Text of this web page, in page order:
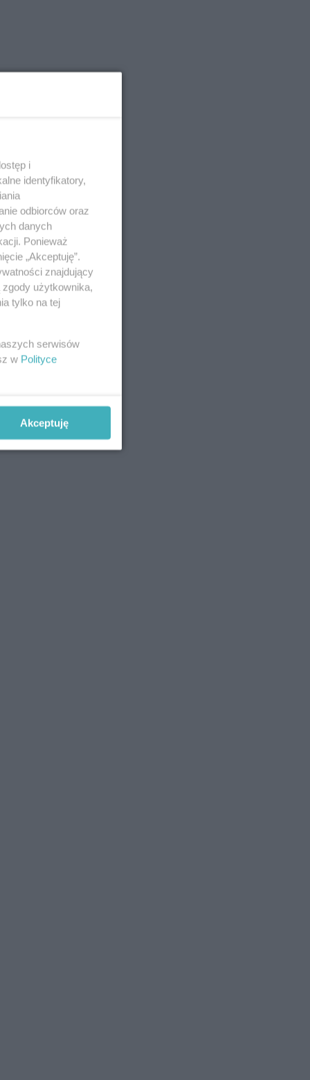
i
identyfikatory,
odbiorców oraz
danych
Ponieważ
„Akceptuję”.
znajdujący
użytkownika,
tylko na tej
serwisów
w Polityce
Akceptuję